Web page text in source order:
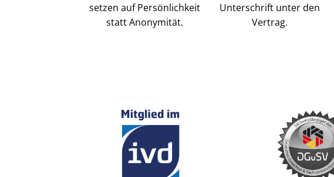
setzen auf Persönlichkeit
statt Anonymität.
Unterschrift unter den
Vertrag.